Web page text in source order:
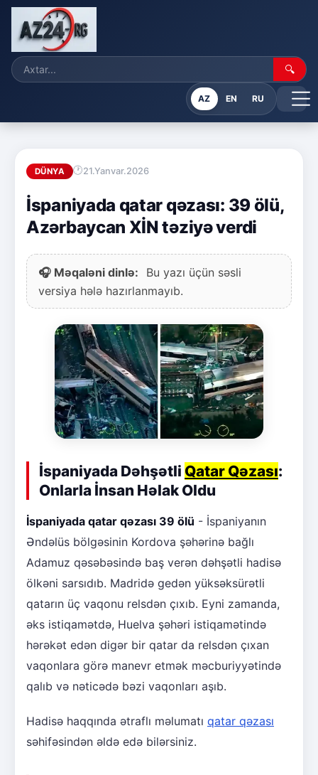
🔍
AZ EN RU
DÜNYA 21.Yanvar.2026
İspaniyada qatar qəzası: 39 ölü,
Azərbaycan XİN təziyə verdi
🎧 Məqaləni dinlə:
Bu yazı üçün səsli
versiya hələ hazırlanmayıb.
İspaniyada Dəhşətli Qatar Qəzası:
Onlarla İnsan Həlak Oldu
İspaniyada qatar qəzası 39 ölü - İspaniyanın
Əndəlüs bölgəsinin Kordova şəhərinə bağlı
Adamuz qəsəbəsində baş verən dəhşətli hadisə
ölkəni sarsıdıb. Madridə gedən yüksəksürətli
qatarın üç vaqonu relsdən çıxıb. Eyni zamanda,
əks istiqamətdə, Huelva şəhəri istiqamətində
hərəkət edən digər bir qatar da relsdən çıxan
vaqonlara görə manevr etmək məcburiyyətində
qalıb və nəticədə bəzi vaqonları aşıb.
Hadisə haqqında ətraflı məlumatı qatar qəzası
səhifəsindən əldə edə bilərsiniz.